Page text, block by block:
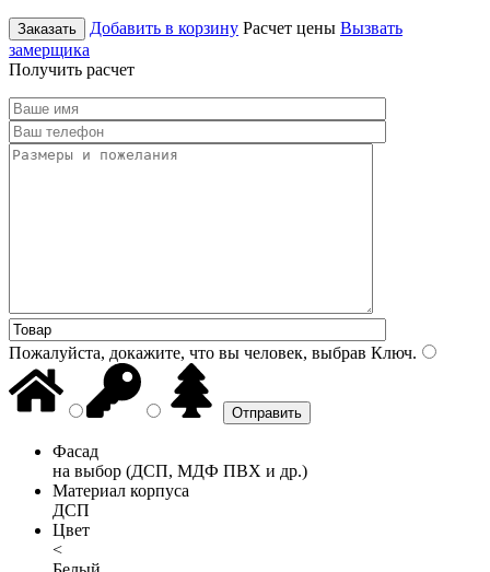
Заказать Добавить в корзину Расчет цены Вызвать
замерщика
Получить расчет
Пожалуйста, докажите, что вы человек, выбрав Ключ.
Фасад
на выбор (ДСП, МДФ ПВХ и др.)
Материал корпуса
ДСП
Цвет
<